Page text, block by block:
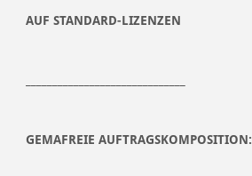
AUF STANDARD-LIZENZEN
GEMAFREIE AUFTRAGSKOMPOSITION: